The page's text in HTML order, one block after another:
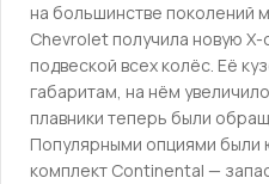
на большинстве поколений
Chevrolet получила новую
подвеской всех колёс. Её
габаритам, на нём
плавники теперь были
Популярными опциями были
комплект Continental —